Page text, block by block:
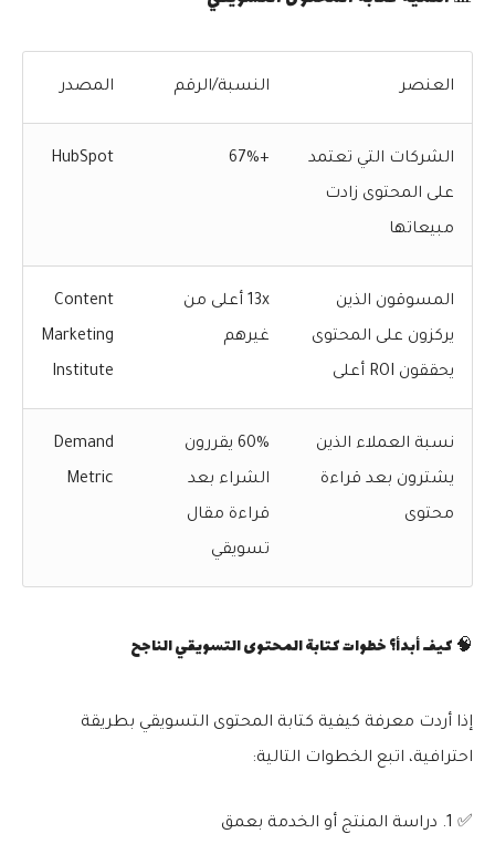
العنصر النسبة/الرقم المصدر
الشركات التي تعتمد
على المحتوى زادت
مبيعاتها
+67%
HubSpot
المسوقون الذين
يركزون على المحتوى
يحققون ROI أعلى
13x أعلى من
غيرهم
Content
Marketing
Institute
نسبة العملاء الذين
يشترون بعد قراءة
محتوى
60% يقررون
الشراء بعد
قراءة مقال
تسويقي
Demand
Metric
🧠 كيف أبدأ؟ خطوات كتابة المحتوى التسويقي الناجح
إذا أردت معرفة كيفية كتابة المحتوى التسويقي بطريقة
احترافية، اتبع الخطوات التالية:
✅ 1. دراسة المنتج أو الخدمة بعمق